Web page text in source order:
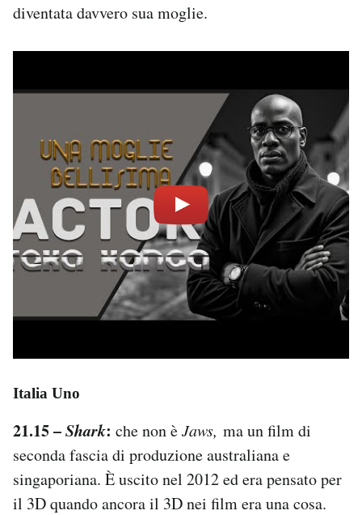
diventata davvero sua moglie.
Italia Uno
21.15 –Shark: che non èJaws, ma un film di
seconda fascia di produzione australiana e
singaporiana. È uscito nel 2012 ed era pensato per
il 3D quando ancora il 3D nei film era una cosa.